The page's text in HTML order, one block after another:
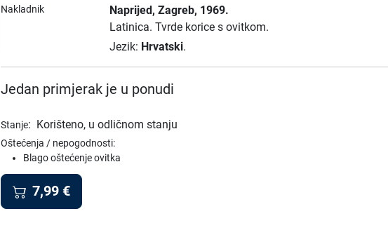
Nakladnik Naprijed, Zagreb, 1969.
Latinica. Tvrde korice s ovitkom.
Jezik: Hrvatski.
Jedan primjerak je u ponudi
Stanje: Korišteno, u odličnom stanju
Oštećenja / nepogodnosti:
Blago oštećenje ovitka
7,99 €